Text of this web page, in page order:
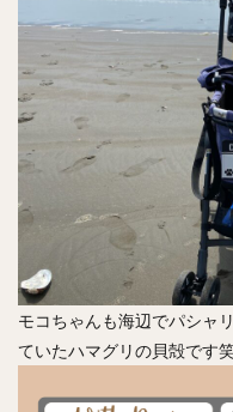
モコちゃんも海辺でパシャ
ていたハマグリの貝殻です